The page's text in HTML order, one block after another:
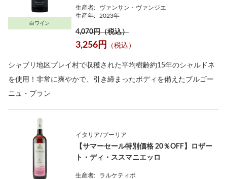
白ワイン
生産者:
ヴァンサン・ヴァンジエ
生産年:
2023年
4,070円（税込）
3,256円 （税込）
シャブリ地区プレイ村で収穫された平均樹齢約15年のシャルドネ
を使用！非常に爽やかで、引き締まったボディを備えたブルゴー
ニュ・ブラン
イタリア/プーリア
【サマーセール特別価格 20％OFF】ロザー
ト・ディ・ススマニエッロ
生産者:
ラルケティポ